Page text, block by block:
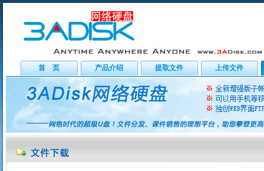
首 页 产品介绍 提取文件 上传文件